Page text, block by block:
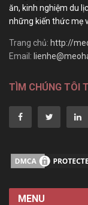
ăn, kinh nghiệm du
những kiến thức mẹ
Trang chủ: http://
Email:
TÌM CHÚNG TÔI
MENU